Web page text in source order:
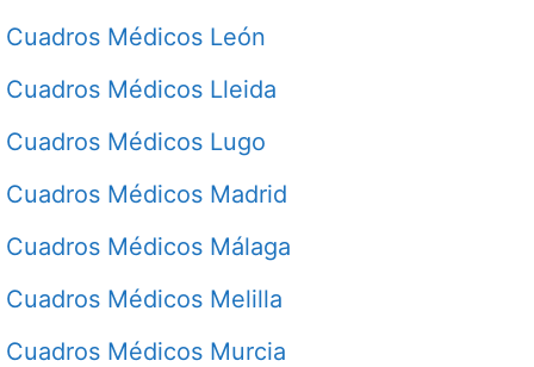
Cuadros Médicos León
Cuadros Médicos Lleida
Cuadros Médicos Lugo
Cuadros Médicos Madrid
Cuadros Médicos Málaga
Cuadros Médicos Melilla
Cuadros Médicos Murcia